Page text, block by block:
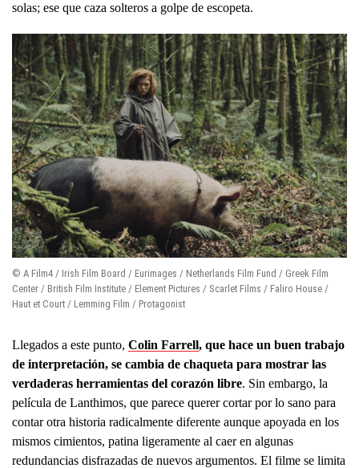
solas; ese que caza solteros a golpe de escopeta.
© A Film4 / Irish Film Board / Eurimages / Netherlands Film Fund / Greek Film
Center / British Film Institute / Element Pictures / Scarlet Films / Faliro House /
Haut et Court / Lemming Film / Protagonist
Llegados a este punto, Colin Farrell, que hace un buen trabajo
de interpretación, se cambia de chaqueta para mostrar las
verdaderas herramientas del corazón libre. Sin embargo, la
película de Lanthimos, que parece querer cortar por lo sano para
contar otra historia radicalmente diferente aunque apoyada en los
mismos cimientos, patina ligeramente al caer en algunas
redundancias disfrazadas de nuevos argumentos. El filme se limita